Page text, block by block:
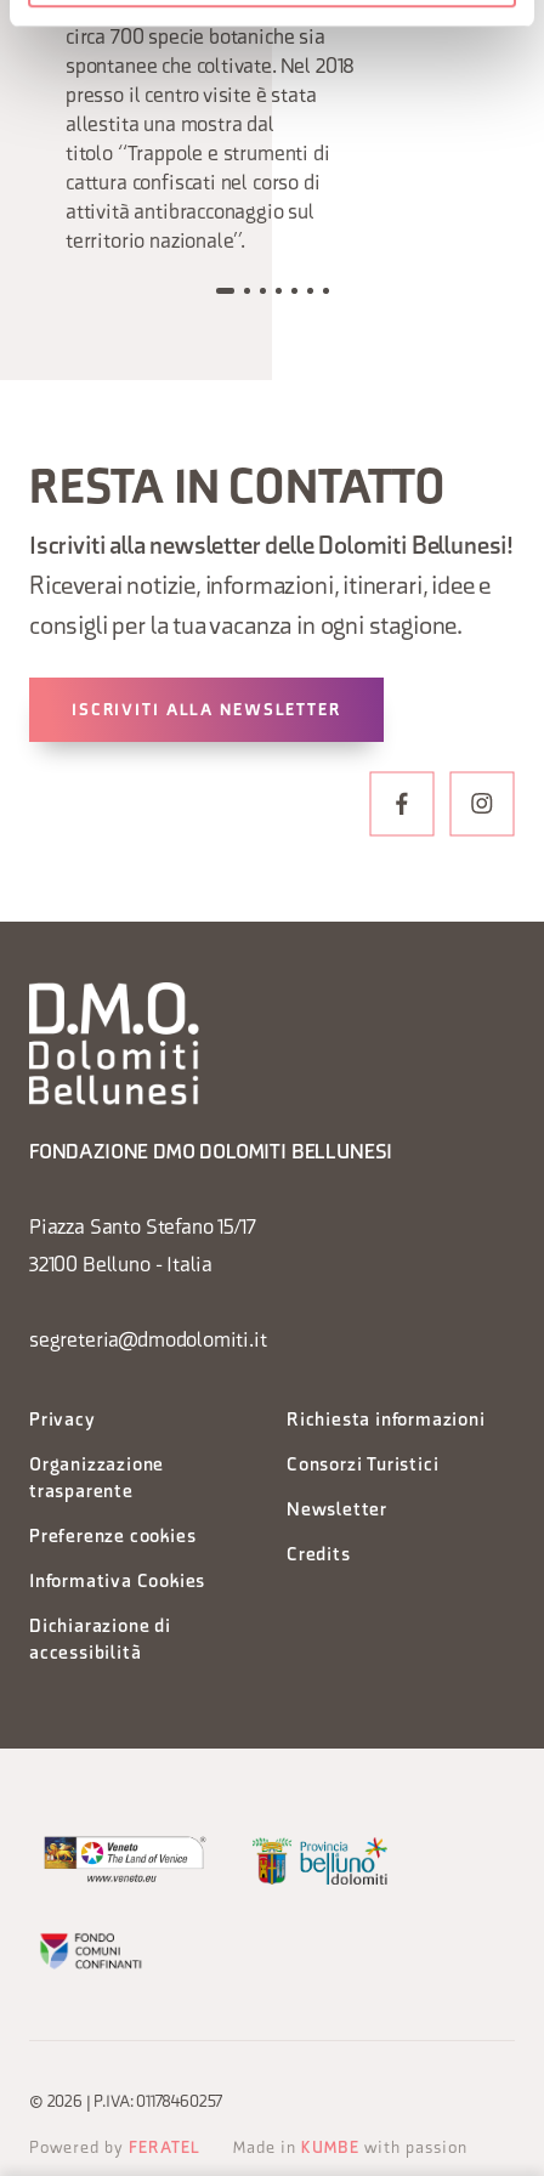
complessivamente racchiudono
circa 700 specie botaniche sia
spontanee che coltivate. Nel 2018
presso il centro visite è stata
allestita una mostra dal
titolo “Trappole e strumenti di
cattura confiscati nel corso di
attività antibracconaggio sul
territorio nazionale”.
RESTA IN CONTATTO
Iscriviti alla newsletter delle Dolomiti Bellunesi!
Riceverai notizie, informazioni, itinerari, idee e
consigli per la tua vacanza in ogni stagione.
ISCRIVITI ALLA NEWSLETTER
FONDAZIONE DMO DOLOMITI BELLUNESI
Piazza Santo Stefano 15/17
32100 Belluno - Italia
segreteria@dmodolomiti.it
Privacy
Organizzazione
trasparente
Preferenze cookies
Informativa Cookies
Dichiarazione di
accessibilità
Richiesta informazioni
Consorzi Turistici
Newsletter
Credits
© 2026 | P.IVA: 01178460257
Powered by FERATEL Made in KUMBE with passion